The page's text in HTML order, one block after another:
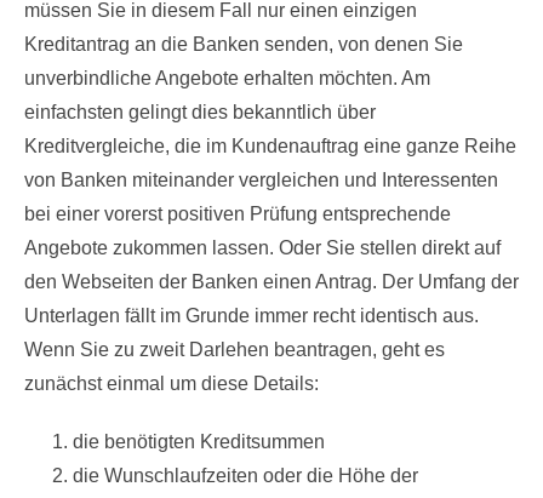
müssen Sie in diesem Fall nur einen einzigen
Kreditantrag an die Banken senden, von denen Sie
unverbindliche Angebote erhalten möchten. Am
einfachsten gelingt dies bekanntlich über
Kreditvergleiche, die im Kundenauftrag eine ganze Reihe
von Banken miteinander vergleichen und Interessenten
bei einer vorerst positiven Prüfung entsprechende
Angebote zukommen lassen. Oder Sie stellen direkt auf
den Webseiten der Banken einen Antrag. Der Umfang der
Unterlagen fällt im Grunde immer recht identisch aus.
Wenn Sie zu zweit Darlehen beantragen, geht es
zunächst einmal um diese Details:
die benötigten Kreditsummen
die Wunschlaufzeiten oder die Höhe der